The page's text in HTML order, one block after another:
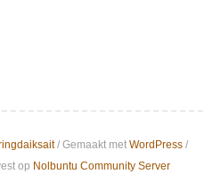
/ Gemaakt met WordPress/
op Nolbuntu Community Server